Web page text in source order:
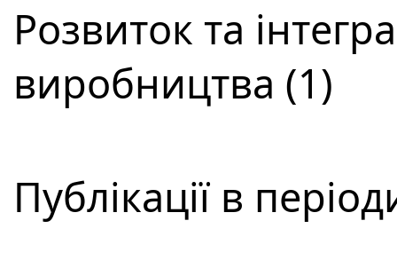
Розвиток та
виробництва (1)
Публікації в